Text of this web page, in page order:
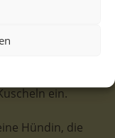
mehr auf
ein.
Hündin, die